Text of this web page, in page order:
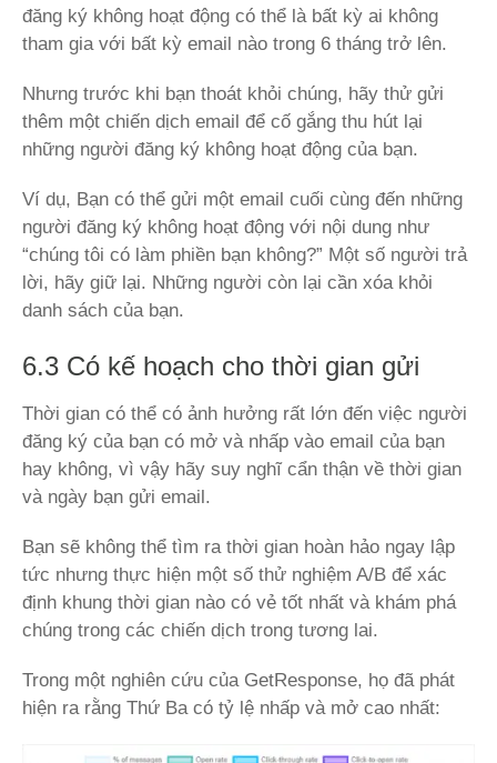
đăng ký không hoạt động có thể là bất kỳ ai không
tham gia với bất kỳ email nào trong 6 tháng trở lên.
Nhưng trước khi bạn thoát khỏi chúng, hãy thử gửi
thêm một chiến dịch email để cố gắng thu hút lại
những người đăng ký không hoạt động của bạn.
Ví dụ, Bạn có thể gửi một email cuối cùng đến những
người đăng ký không hoạt động với nội dung như
“chúng tôi có làm phiền bạn không?” Một số người trả
lời, hãy giữ lại. Những người còn lại cần xóa khỏi
danh sách của bạn.
6.3 Có kế hoạch cho thời gian gửi
Thời gian có thể có ảnh hưởng rất lớn đến việc người
đăng ký của bạn có mở và nhấp vào email của bạn
hay không, vì vậy hãy suy nghĩ cẩn thận về thời gian
và ngày bạn gửi email.
Bạn sẽ không thể tìm ra thời gian hoàn hảo ngay lập
tức nhưng thực hiện một số thử nghiệm A/B để xác
định khung thời gian nào có vẻ tốt nhất và khám phá
chúng trong các chiến dịch trong tương lai.
Trong một nghiên cứu của GetResponse, họ đã phát
hiện ra rằng Thứ Ba có tỷ lệ nhấp và mở cao nhất: